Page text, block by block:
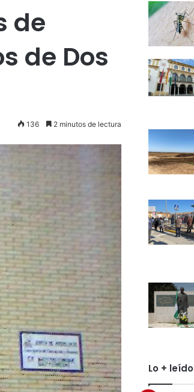
de
de Dos
136 2 minutos de lectura
Lo + leído